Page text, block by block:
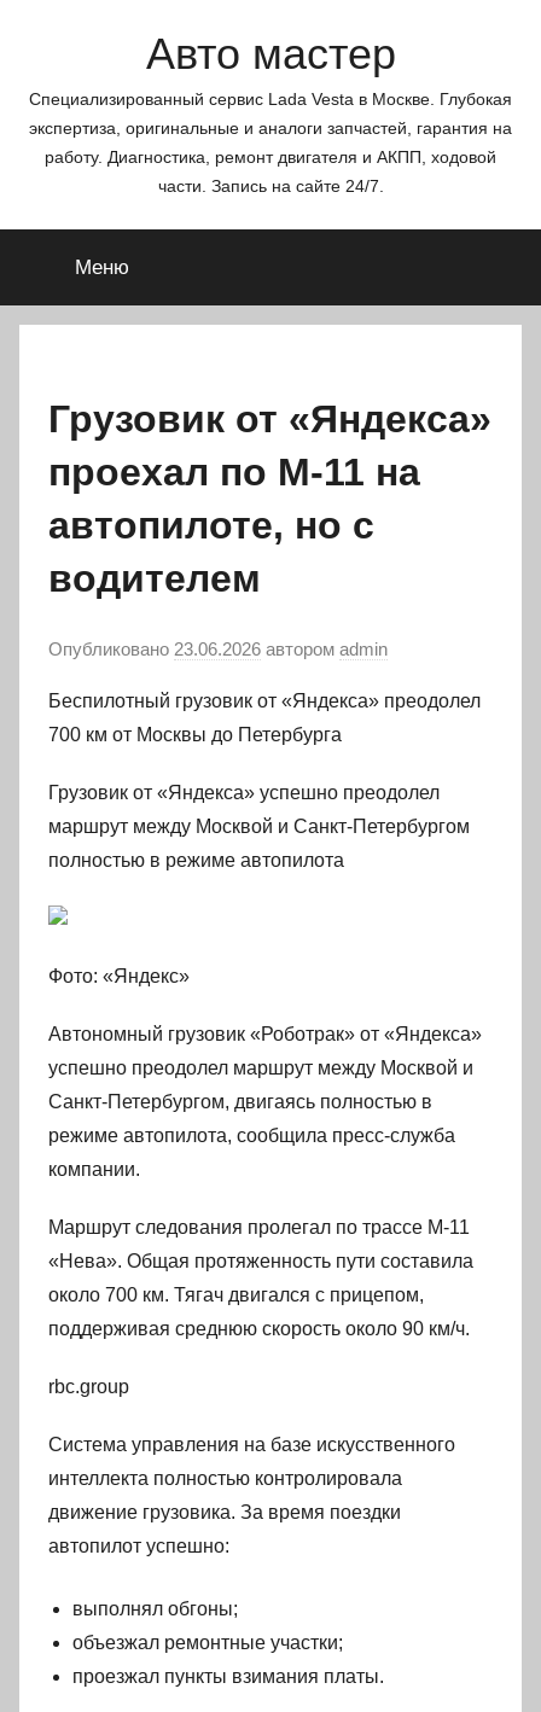
Авто мастер
Специализированный сервис Lada Vesta в Москве. Глубокая
экспертиза, оригинальные и аналоги запчастей, гарантия на
работу. Диагностика, ремонт двигателя и АКПП, ходовой
части. Запись на сайте 24/7.
Меню
Грузовик от «Яндекса»
проехал по М-11 на
автопилоте, но с
водителем
Опубликовано 23.06.2026 автором admin
Беспилотный грузовик от «Яндекса» преодолел
700 км от Москвы до Петербурга
Грузовик от «Яндекса» успешно преодолел
маршрут между Москвой и Санкт-Петербургом
полностью в режиме автопилота
Фото: «Яндекс»
Автономный грузовик «Роботрак» от «Яндекса»
успешно преодолел маршрут между Москвой и
Санкт-Петербургом, двигаясь полностью в
режиме автопилота, сообщила пресс-служба
компании.
Маршрут следования пролегал по трассе М-11
«Нева». Общая протяженность пути составила
около 700 км. Тягач двигался с прицепом,
поддерживая среднюю скорость около 90 км/ч.
rbc.group
Система управления на базе искусственного
интеллекта полностью контролировала
движение грузовика. За время поездки
автопилот успешно:
выполнял обгоны;
объезжал ремонтные участки;
проезжал пункты взимания платы.